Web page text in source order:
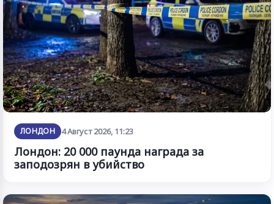
ЛОНДОН 4 Август 2026, 11:23
Лондон: 20 000 паунда награда за
заподозрян в убийство